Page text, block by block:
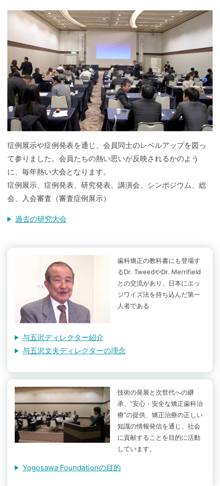
症例展示や症例発表を通じ、会員同士のレベルアップを図っ
て参りました。会員たちの熱い思いが反映されるかのよう
に、毎年熱い大会となります。
症例展示、症例発表、研究発表、講演会、シンポジウム、総
会、入会審査（審査症例展示）
過去の研究大会
歯科矯正の教科書にも登場す
るDr. TweedやDr. Merrifield
との交流があり、日本にエッ
ジワイズ法を持ち込んだ第一
人者である
与五沢ディレクター紹介
与五沢文夫ディレクターの理念
技術の発展と次世代への継
承、”安心・安全な矯正歯科治
療”の提供、矯正治療の正しい
知識の情報発信を通じ、社会
に貢献することを目的に活動
しています。
Yogosawa Foundationの目的